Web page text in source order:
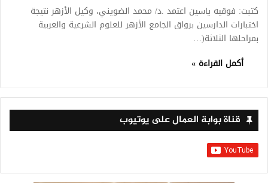
كتبت: فوقيه ياسين اعتمد .د/ محمد الضويني، وكيل الأزهر نتيجة
اختبارات الدارسين برواق الجامع الأزهر للعلوم الشرعية والعربية
بمراحلها الثلاثة(…
أكمل القراءة »
قناة بوابة العمال على يوتيوب